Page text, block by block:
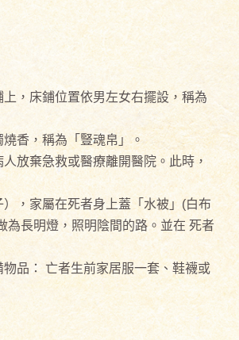
，床鋪位置依男左女右擺設，稱為
香，稱為「豎魂帛」。
放棄急救或醫療離開醫院。此時，
，家屬在死者身上蓋「水被」(白布
為長明燈，照明陰間的路。並在 死者
品： 亡者生前家居服一套、鞋襪或